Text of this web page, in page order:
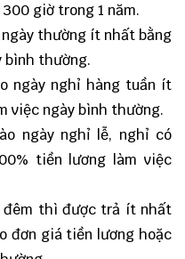
giờ trong 1 năm.
thường ít nhất bằng
bình thường.
ngày nghỉ hàng tuần ít
việc ngày bình thường.
ngày nghỉ lễ, nghỉ có
tiền lương làm việc
đêm thì được trả ít nhất
đơn giá tiền lương hoặc